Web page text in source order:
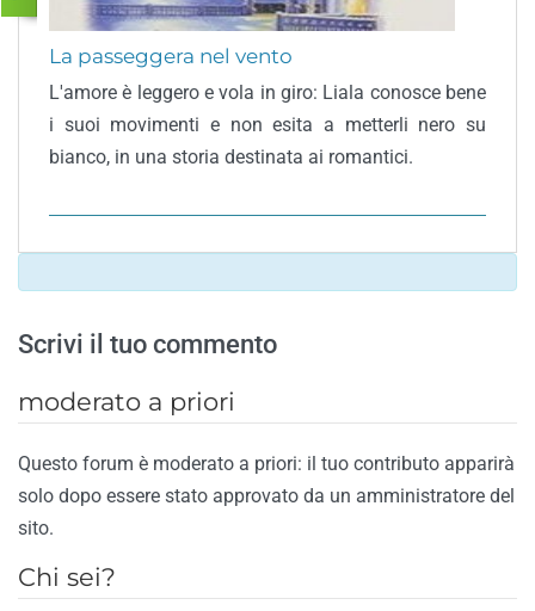
La passeggera nel vento
L'amore è leggero e vola in giro: Liala conosce bene
i suoi movimenti e non esita a metterli nero su
bianco, in una storia destinata ai romantici.
Scrivi il tuo commento
moderato a priori
Questo forum è moderato a priori: il tuo contributo apparirà
solo dopo essere stato approvato da un amministratore del
sito.
Chi sei?